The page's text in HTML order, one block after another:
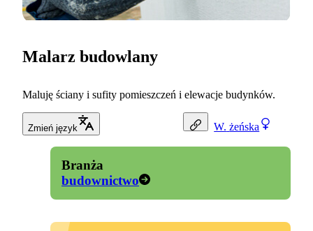
W. żeńska
Malarz budowlany
Maluję ściany i sufity pomieszczeń i elewacje budynków.
Zmień język
Branża
budownictwo